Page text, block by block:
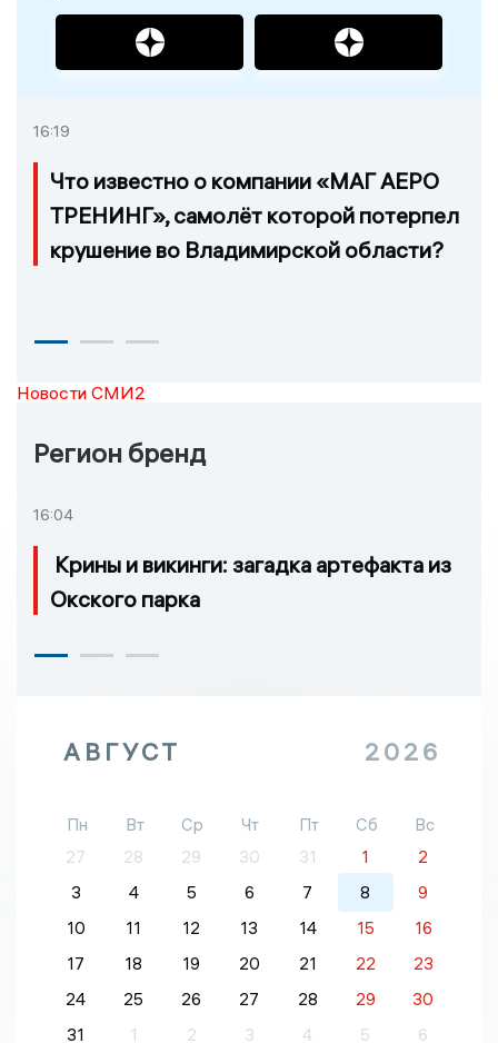
16:19
Что известно о компании «МАГ АЕРО
ТРЕНИНГ», самолёт которой потерпел
крушение во Владимирской области?
Новости СМИ2
Регион бренд
16:04
Крины и викинги: загадка артефакта из
Окского парка
АВГУСТ 2026
Пн Вт Ср Чт Пт Сб
Вс
27
28 29 30 31 1
2
3
4 5 6 7 8
9
10
11 12 13 14 15
16
17
18 19 20 21 22
23
24
25 26 27 28 29
30
31
1 2 3 4 5 6